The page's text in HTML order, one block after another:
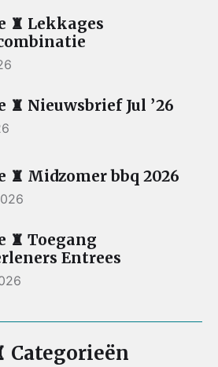
♜ Lekkages
♜ Nieuwsbrief Jul ’26
♜ Midzomer bbq 2026
♜ Toegang
Entrees
Categorieën